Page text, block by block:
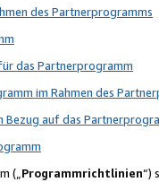
des Partnerprogramms
das Partnerprogramm
im Rahmen des
Bezug auf das
(„Programmrichtlinien“)